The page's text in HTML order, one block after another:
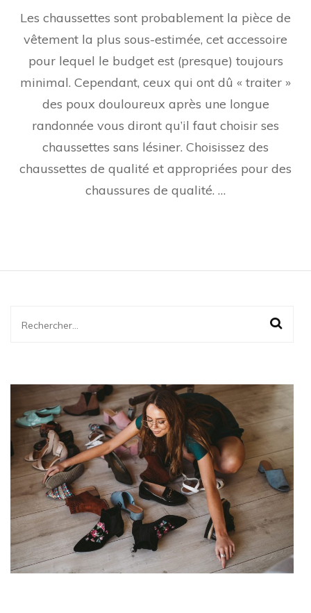
Les chaussettes sont probablement la pièce de
vêtement la plus sous-estimée, cet accessoire
pour lequel le budget est (presque) toujours
minimal. Cependant, ceux qui ont dû « traiter »
des poux douloureux après une longue
randonnée vous diront qu’il faut choisir ses
chaussettes sans lésiner. Choisissez des
chaussettes de qualité et appropriées pour des
chaussures de qualité. …
Rechercher :